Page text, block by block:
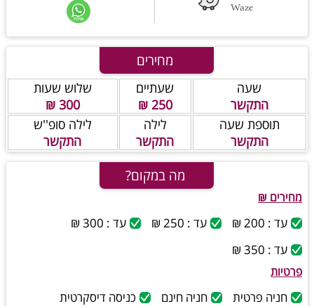
מחירים
שעה
התקשר
שעתיים
250 ₪
שלוש שעות
300 ₪
תוספת שעה
התקשר
לילה
התקשר
לילה סופ''ש
התקשר
מה במקום?
מחירים ₪
עד : 200 ₪ עד : 250 ₪
עד : 300 ₪
עד : 350 ₪
פרטיות
חניה פרטית חניה חינם
כניסה דיסקרטית